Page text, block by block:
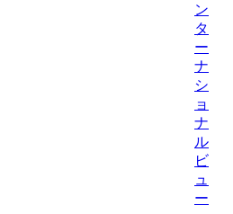
ン
タ
ー
ナ
シ
ョ
ナ
ル
ビ
ュ
ー